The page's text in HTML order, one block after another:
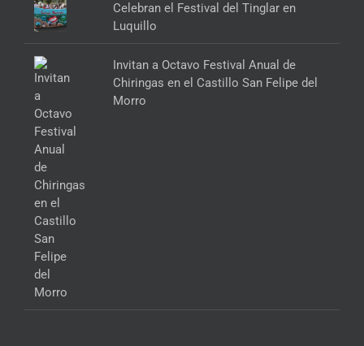
Celebran el Festival del Tinglar en
Luquillo
Invitan a Octavo Festival Anual de
Chiringas en el Castillo San Felipe del
Morro